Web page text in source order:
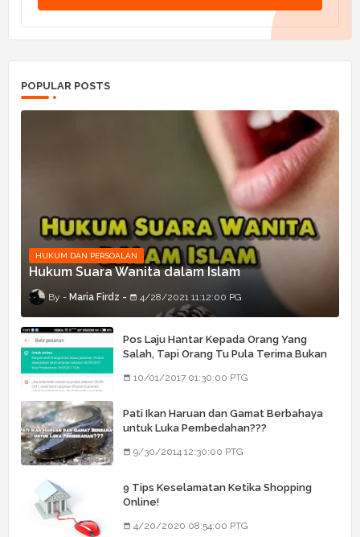
POPULAR POSTS
HUKUM DAN PERSOALAN
Hukum Suara Wanita dalam Islam
Maria Firdz 4/28/2021 11:12:00 PG
Pos Laju Hantar Kepada Orang Yang
Salah, Tapi Orang Tu Pula Terima Bukan
10/01/2017 01:30:00 PTG
Pati Ikan Haruan dan Gamat Berbahaya
untuk Luka Pembedahan???
9/30/2014 12:30:00 PTG
9 Tips Keselamatan Ketika Shopping
Online!
4/20/2020 08:54:00 PTG